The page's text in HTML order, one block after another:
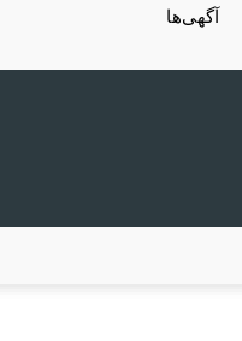
آگهی‌ها